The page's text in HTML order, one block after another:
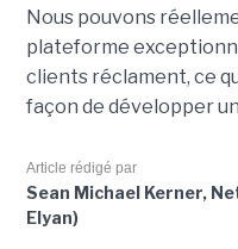
Nous pouvons
plateforme
clients réclament, ce
façon de développer
Article rédigé par
Sean Michael Kerner,
Elyan)